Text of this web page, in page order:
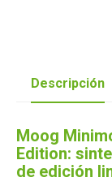
Descripción
Moog
Edition:
de edición